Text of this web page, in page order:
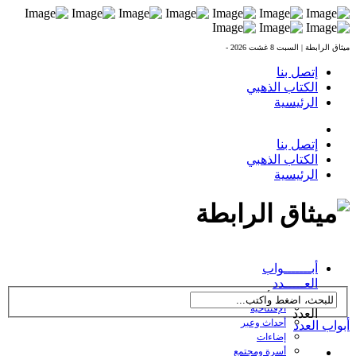
ميثاق الرابطة | السبت 8 غشت 2026 -
إتصل بنا
الكتاب الذهبي
الرئيسية
إتصل بنا
الكتاب الذهبي
الرئيسية
أبـــــــواب
العـــــدد
← تصفح أبواب
العدد الإفتتاحية
أحداث وعبر
إضاءات
أسرة ومجتمع
أبواب العدد